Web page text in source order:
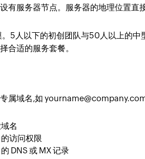
有服务器节点。服务器的地理位置直
5人以下的初创团队与50人以上的
合适的服务套餐。
属域名,如
名
访问权限
DNS 或 MX 记录